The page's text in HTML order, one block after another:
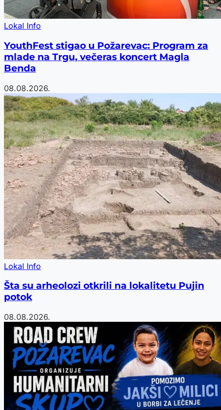
Lokal Info
YouthFest stigao u Požarevac: Program za
mlade na Trgu, večeras koncert Magla
Benda
08.08.2026.
Lokal Info
Šta su arheolozi otkrili na lokalitetu Pujin
potok
08.08.2026.